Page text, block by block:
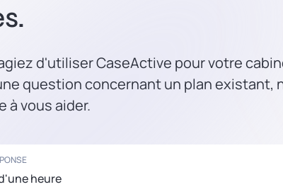
d'utiliser CaseActive pour votre
question concernant un plan existant,
à vous aider.
heure